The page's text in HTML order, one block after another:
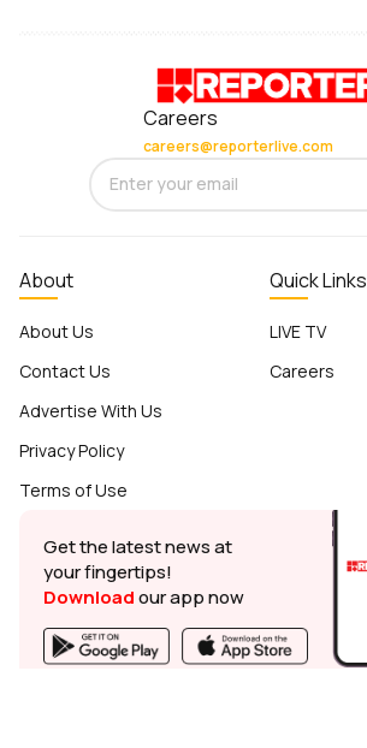
Careers
careers@reporterlive.com
About
About Us
Contact Us
Advertise With Us
Privacy Policy
Terms of Use
Quick Links
LIVE TV
Careers
Get the latest news at
your fingertips!
Downloadour app now